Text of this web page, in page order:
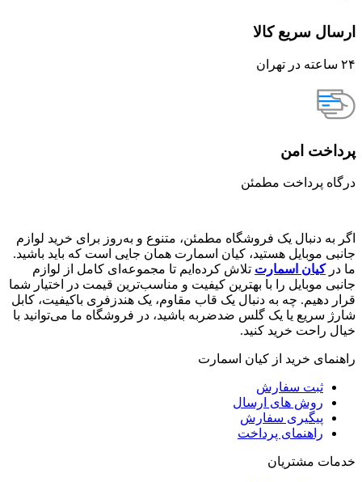
ارسال سریع کالا
۲۴ ساعته در تهران
پرداخت امن
درگاه پرداخت مطمئن
اگر به دنبال یک فروشگاه مطمئن، متنوع و به‌روز برای خرید لوازم
جانبی موبایل هستید، کیان اسمارت همان جایی است که باید باشید.
ما درکیان اسمارت تلاش کرده‌ایم تا مجموعه‌ای کامل از لوازم
جانبی موبایل را با بهترین کیفیت و مناسب‌ترین قیمت در اختیار شما
قرار دهیم. چه به دنبال یک قاب مقاوم، یک هندزفری باکیفیت، کابل
شارژ سریع یا یک گلس ضدضربه باشید، در فروشگاه ما می‌توانید با
خیال راحت خرید کنید.
راهنمای خرید از کیان اسمارت
ثبت سفارش
روش‌ های ارسال
پیگیری سفارش
راهنمای پرداخت
خدمات مشتریان